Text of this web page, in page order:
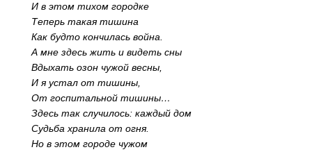
И в этом тихом городке
Теперь такая тишина
Как будто кончилась война.
А мне здесь жить и видеть сны
Вдыхать озон чужой весны,
И я устал от тишины,
От госпитальной тишины…
Здесь так случилось: каждый дом
Судьба хранила от огня.
Но в этом городе чужом